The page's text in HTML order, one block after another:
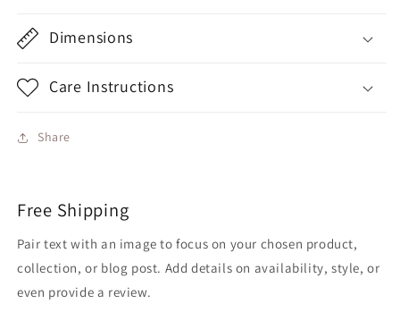
Dimensions
Care Instructions
Share
Free Shipping
Pair text with an image to focus on your chosen product,
collection, or blog post. Add details on availability, style, or
even provide a review.